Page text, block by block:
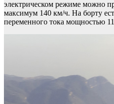
электрическом режиме можно
максимум 140 км/ч. На борту
переменного тока мощностью